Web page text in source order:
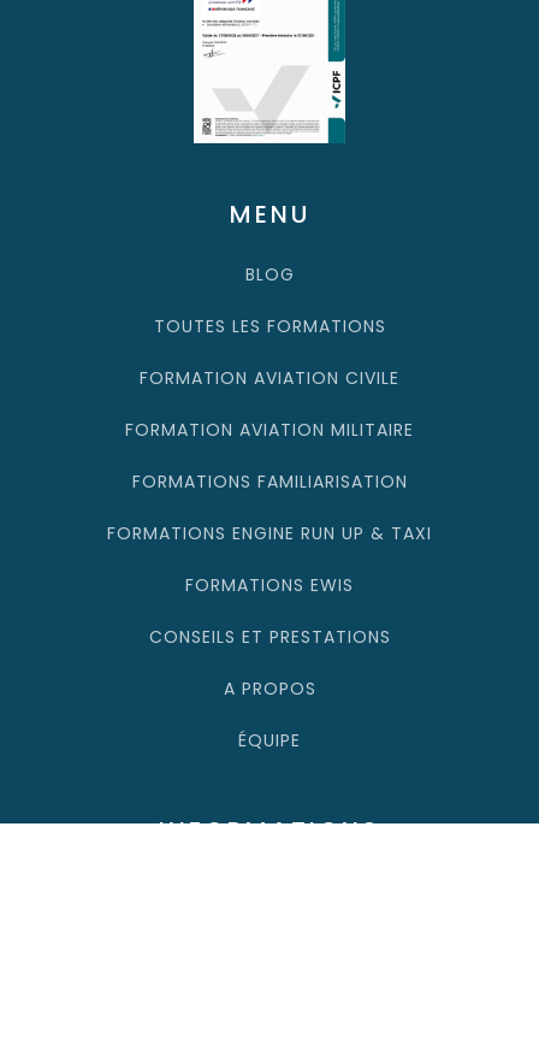
MENU
BLOG
TOUTES LES FORMATIONS
FORMATION AVIATION CIVILE
FORMATION AVIATION MILITAIRE
FORMATIONS FAMILIARISATION
FORMATIONS ENGINE RUN UP & TAXI
FORMATIONS EWIS
CONSEILS ET PRESTATIONS
A PROPOS
ÉQUIPE
INFORMATIONS